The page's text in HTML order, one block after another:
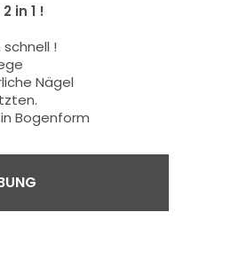
2 in 1 !
!
Nägel
in Bogenform